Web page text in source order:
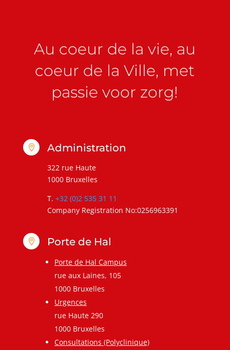
Au coeur de la vie, au
coeur de la Ville, met
passie voor zorg!
 Administration
322 rue Haute
1000 Bruxelles
T. +32 (0)2 535 31 11
Company Registration No:0256963391
 Porte de Hal
Porte de Hal Campus
rue aux Laines, 105
1000 Bruxelles
Urgences
rue Haute 290
1000 Bruxelles
Consultations (Polyclinique)